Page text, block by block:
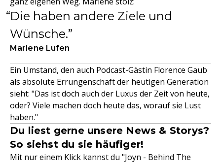
Die haben andere Ziele und
Wünsche.
Marlene Lufen
Ein Umstand, den auch Podcast-Gästin Florence Gaub
als absolute Errungenschaft der heutigen Generation
sieht: "Das ist doch auch der Luxus der Zeit von heute,
oder? Viele machen doch heute das, worauf sie Lust
haben."
Du liest gerne unsere News & Storys?
So siehst du sie häufiger!
Mit nur einem Klick kannst du "Joyn - Behind The